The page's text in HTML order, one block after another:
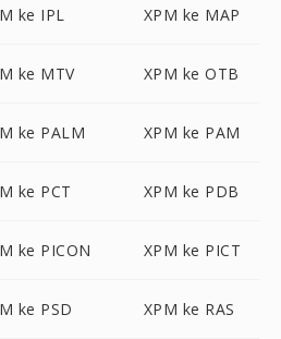
ke IPL XPM ke MAP
ke MTV XPM ke OTB
ke PALM XPM ke PAM
ke PCT XPM ke PDB
ke PICON XPM ke PICT
ke PSD XPM ke RAS